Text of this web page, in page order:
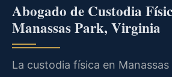
Abogado de Custodia
Manassas Park, Virginia
La custodia física en